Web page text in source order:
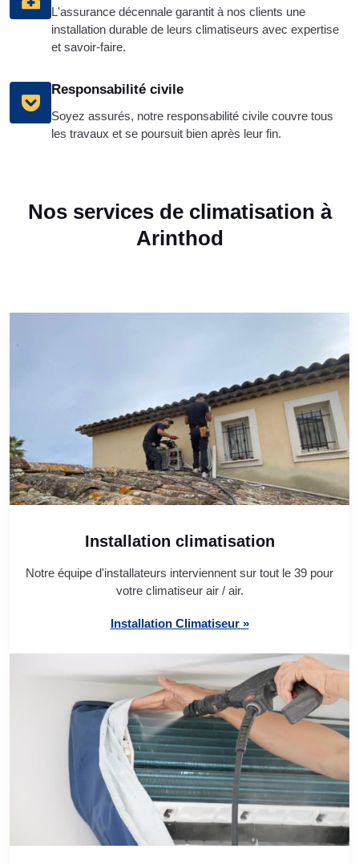
L'assurance décennale garantit à nos clients une
installation durable de leurs climatiseurs avec expertise
et savoir-faire.
Responsabilité civile
Soyez assurés, notre responsabilité civile couvre tous
les travaux et se poursuit bien après leur fin.
Nos services de climatisation à
Arinthod
Installation climatisation
Notre équipe d'installateurs interviennent sur tout le 39 pour
votre climatiseur air / air.
Installation Climatiseur »